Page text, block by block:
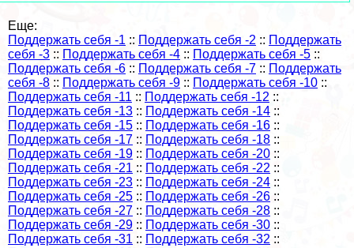
Еще:
Поддержать себя -1 :: Поддержать себя -2 :: Поддержать
себя -3 :: Поддержать себя -4 :: Поддержать себя -5 ::
Поддержать себя -6 :: Поддержать себя -7 :: Поддержать
себя -8 :: Поддержать себя -9 :: Поддержать себя -10 ::
Поддержать себя -11 :: Поддержать себя -12 ::
Поддержать себя -13 :: Поддержать себя -14 ::
Поддержать себя -15 :: Поддержать себя -16 ::
Поддержать себя -17 :: Поддержать себя -18 ::
Поддержать себя -19 :: Поддержать себя -20 ::
Поддержать себя -21 :: Поддержать себя -22 ::
Поддержать себя -23 :: Поддержать себя -24 ::
Поддержать себя -25 :: Поддержать себя -26 ::
Поддержать себя -27 :: Поддержать себя -28 ::
Поддержать себя -29 :: Поддержать себя -30 ::
Поддержать себя -31 :: Поддержать себя -32 ::